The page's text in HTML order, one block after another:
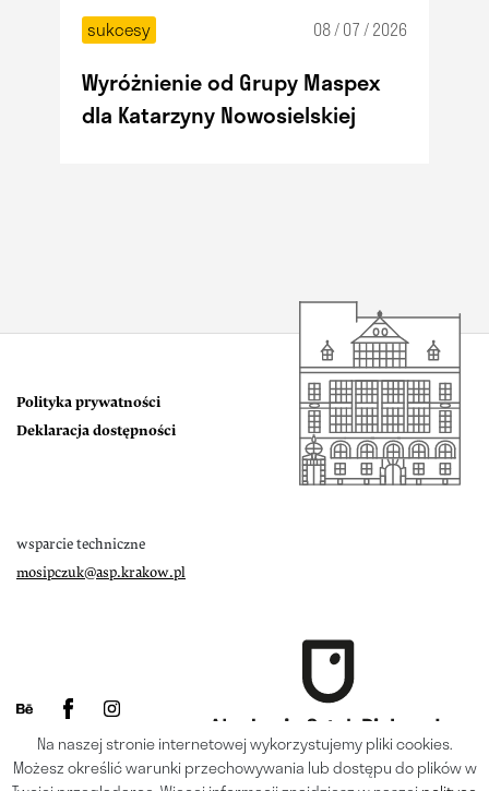
sukcesy 08 / 07 / 2026
Wyróżnienie od Grupy Maspex
dla Katarzyny Nowosielskiej
Polityka prywatności
Deklaracja dostępności
wsparcie techniczne
mosipczuk@asp.krakow.pl
Na naszej stronie internetowej wykorzystujemy pliki cookies.
Możesz określić warunki przechowywania lub dostępu do plików w